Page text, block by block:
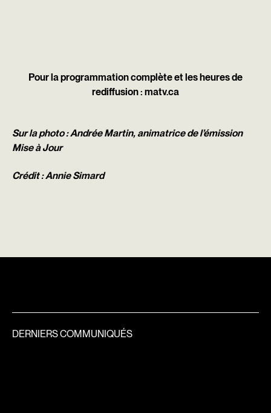
Pour la programmation complète et les heures de
rediffusion : matv.ca
Sur la photo : Andrée Martin, animatrice de l’émission
Mise à Jour
Crédit : Annie Simard
DERNIERS COMMUNIQUÉS